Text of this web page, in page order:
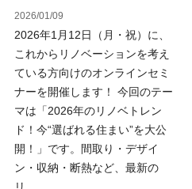
2026/01/09
2026年1月12日（月・祝）に、
これからリノベーションを考え
ている方向けのオンラインセミ
ナーを開催します！ 今回のテー
マは「2026年のリノベトレン
ド！今“選ばれる住まい”を大公
開！」です。間取り・デザイ
ン・収納・断熱など、最新の